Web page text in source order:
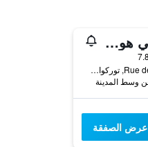
بي آند بي هوتل ليل توركوينج سنتر
83 Rue de Tournai, توركوان, إقليم نور, فرنسا
عرض الصفقة